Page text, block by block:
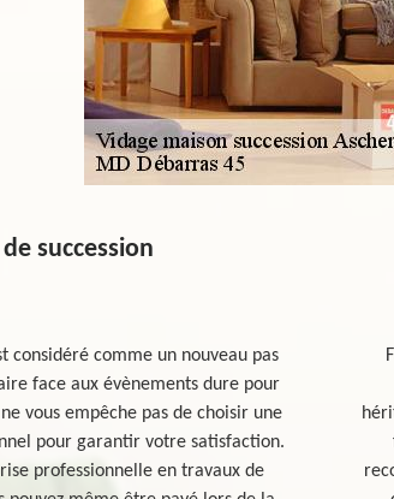
succession
considéré comme un nouveau pas
face aux évènements dure pour
vous empêche pas de choisir une
pour garantir votre satisfaction.
professionnelle en travaux de